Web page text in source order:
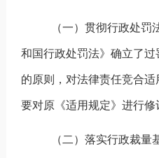
（一）贯彻行政处
和国行政处罚法》确立了
的原则，对法律责任竞合
要对原《适用规定》进行修
（二）落实行政裁